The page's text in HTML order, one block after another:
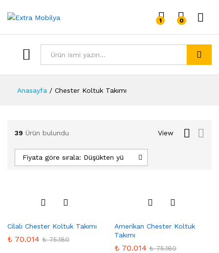
1 0
Tümü
Arama
Anasayfa / Chester Koltuk Takımı
39 Ürün bulundu View
Fiyata göre sırala: Düşükten yükseğe
rilere
Ekle
Cilalı Chester Koltuk Takımı
₺ 70.014 ₺75.180
rilere
Amerikan Chester Koltuk
Takımı
₺ 70.014 ₺75.180